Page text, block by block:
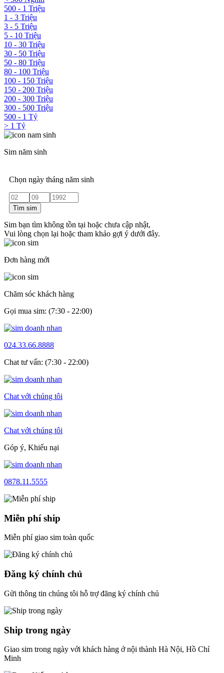
500 - 1 Triệu
1 - 3 Triệu
3 - 5 Triệu
5 - 10 Triệu
10 - 30 Triệu
30 - 50 Triệu
50 - 80 Triệu
80 - 100 Triệu
100 - 150 Triệu
150 - 200 Triệu
200 - 300 Triệu
300 - 500 Triệu
500 - 1 Tỷ
> 1 Tỷ
Sim năm sinh
Chọn ngày tháng năm sinh
Tìm sim
Sim bạn tìm không tồn tại hoặc chưa cập nhật,
Vui lòng chọn lại hoặc tham khảo gợi ý dưới đây.
Đơn hàng mới
Chăm sóc khách hàng
Gọi mua sim: (7:30 - 22:00)
024.33.66.8888
Chat tư vấn: (7:30 - 22:00)
Chat với chúng tôi
Chat với chúng tôi
Góp ý, Khiếu nại
0878.11.5555
Miễn phí ship
Miễn phí giao sim toàn quốc
Đăng ký chính chủ
Gửi thông tin chúng tôi hỗ trợ đăng ký chính chủ
Ship trong ngày
Giao sim trong ngày với khách hàng ở nội thành Hà Nội, Hồ Chí
Minh